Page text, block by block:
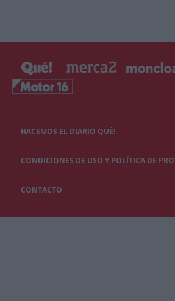
HACEMOS EL DIARIO QUÉ!
CONDICIONES DE USO Y POLÍTICA DE
CONTACTO